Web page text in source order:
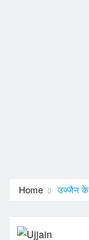
Home उज्जैन के